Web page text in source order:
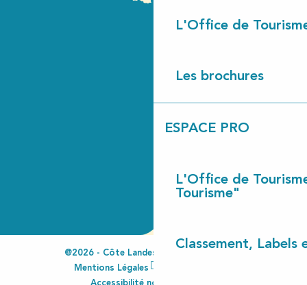
L'Office de
Les brochures
ESPACE PRO
L'Office de
Tourisme"
Classement, Labels
@2026 - Côte Landes Nature Tourisme
Mentions Légales